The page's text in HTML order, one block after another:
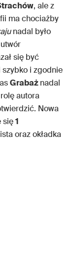
, ale z
ma chociażby
nadal było
się być
i zgodnie
Grabażnadal
autora
Nowa
się1
oraz okładka